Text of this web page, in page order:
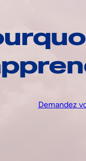
Demandez